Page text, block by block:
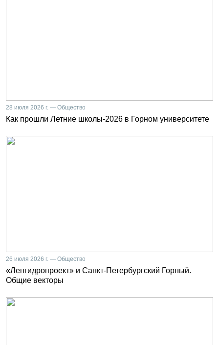
28 июля 2026 г. — Общество
Как прошли Летние школы-2026 в Горном университете
26 июля 2026 г. — Общество
«Ленгидропроект» и Санкт-Петербургский Горный.
Общие векторы